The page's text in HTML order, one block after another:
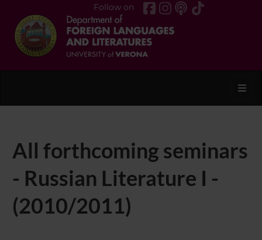
Follow on
All forthcoming seminars
- Russian Literature I -
(2010/2011)